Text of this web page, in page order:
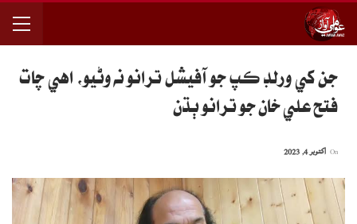
جن کي ورلڊ ڪپ جو آفيشل ترانو نه وڻيو، اهي چات
فتح علي خان جو ترانو ٻڌن
اکتوبر 4, 2023